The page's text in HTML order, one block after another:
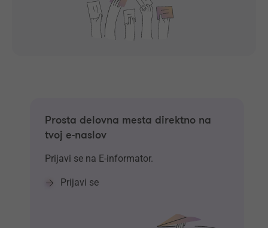
Prosta delovna mesta direktno na
tvoj e-naslov
Prijavi se na E-informator.
Prijavi se